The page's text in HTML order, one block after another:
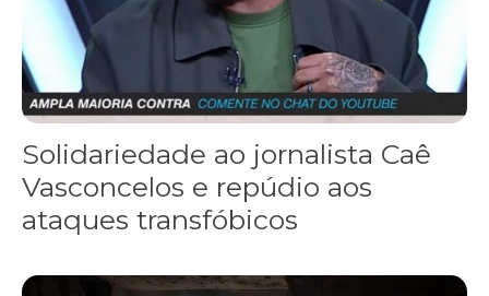
Solidariedade ao jornalista Caê
Vasconcelos e repúdio aos
ataques transfóbicos
“Funeral para toda Gaza” — enquanto o Conselho da Paz